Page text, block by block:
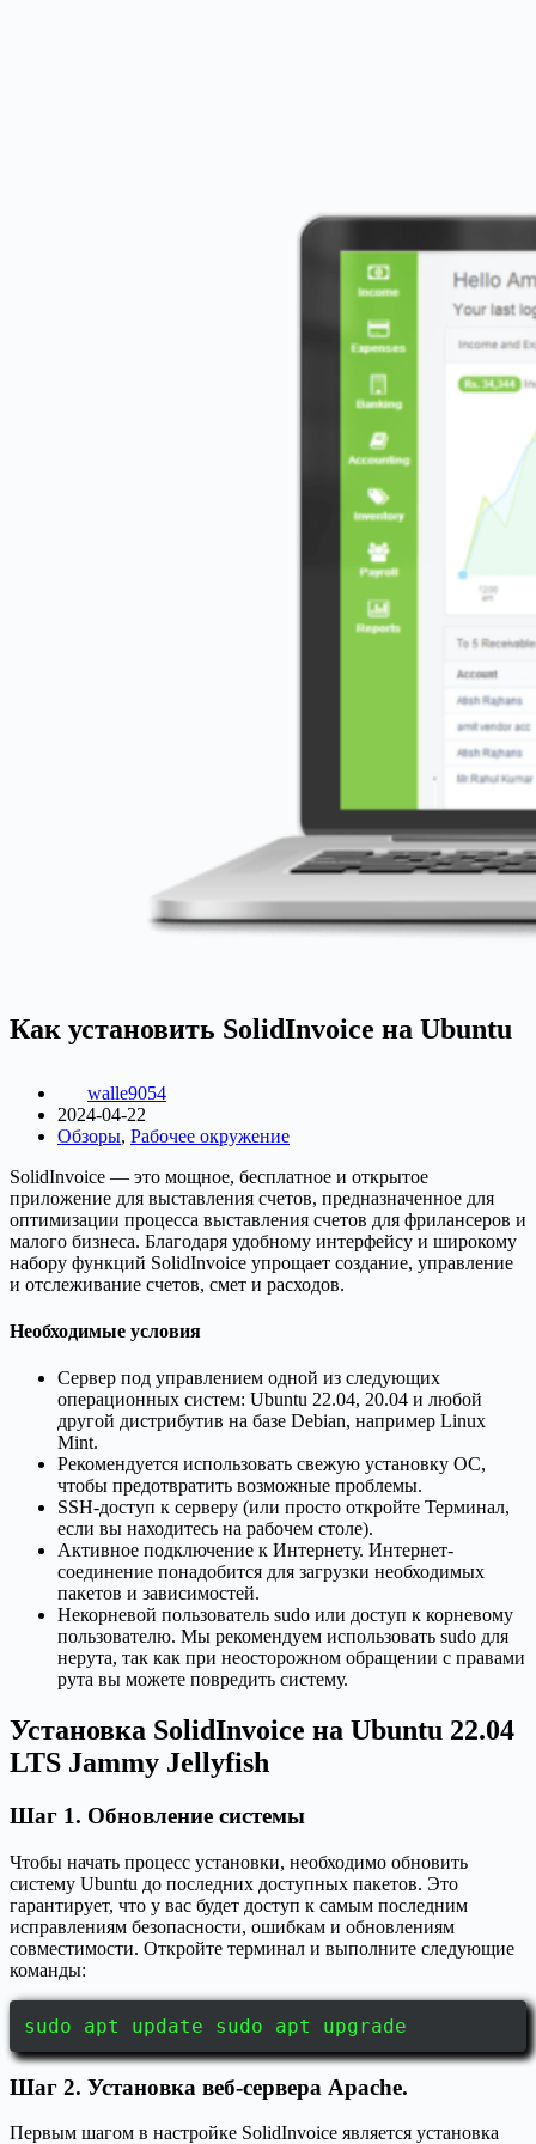
Как установить SolidInvoice на Ubuntu
walle9054
2024-04-22
Обзоры, Рабочее окружение
SolidInvoice — это мощное, бесплатное и открытое
приложение для выставления счетов, предназначенное для
оптимизации процесса выставления счетов для фрилансеров и
малого бизнеса. Благодаря удобному интерфейсу и широкому
набору функций SolidInvoice упрощает создание, управление
и отслеживание счетов, смет и расходов.
Необходимые условия
Сервер под управлением одной из следующих
операционных систем: Ubuntu 22.04, 20.04 и любой
другой дистрибутив на базе Debian, например Linux
Mint.
Рекомендуется использовать свежую установку ОС,
чтобы предотвратить возможные проблемы.
SSH-доступ к серверу (или просто откройте Терминал,
если вы находитесь на рабочем столе).
Активное подключение к Интернету. Интернет-
соединение понадобится для загрузки необходимых
пакетов и зависимостей.
Некорневой пользователь sudo или доступ к корневому
пользователю. Мы рекомендуем использовать sudo для
нерута, так как при неосторожном обращении с правами
рута вы можете повредить систему.
Установка SolidInvoice на Ubuntu 22.04
LTS Jammy Jellyfish
Шаг 1. Обновление системы
Чтобы начать процесс установки, необходимо обновить
систему Ubuntu до последних доступных пакетов. Это
гарантирует, что у вас будет доступ к самым последним
исправлениям безопасности, ошибкам и обновлениям
совместимости. Откройте терминал и выполните следующие
команды:
sudo apt update sudo apt upgrade
Шаг 2. Установка веб-сервера Apache.
Первым шагом в настройке SolidInvoice является установка